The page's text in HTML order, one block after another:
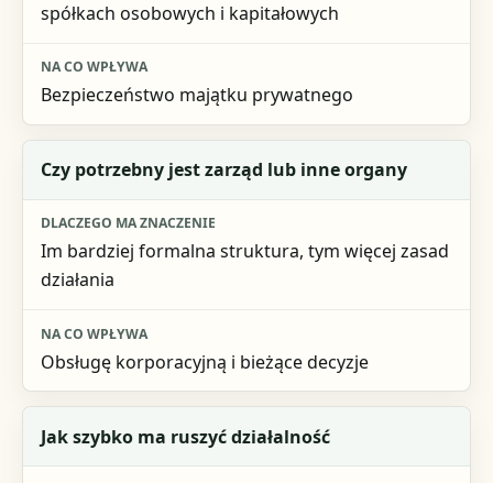
spółkach osobowych i kapitałowych
Bezpieczeństwo majątku prywatnego
Czy potrzebny jest zarząd lub inne organy
Im bardziej formalna struktura, tym więcej zasad
działania
Obsługę korporacyjną i bieżące decyzje
Jak szybko ma ruszyć działalność